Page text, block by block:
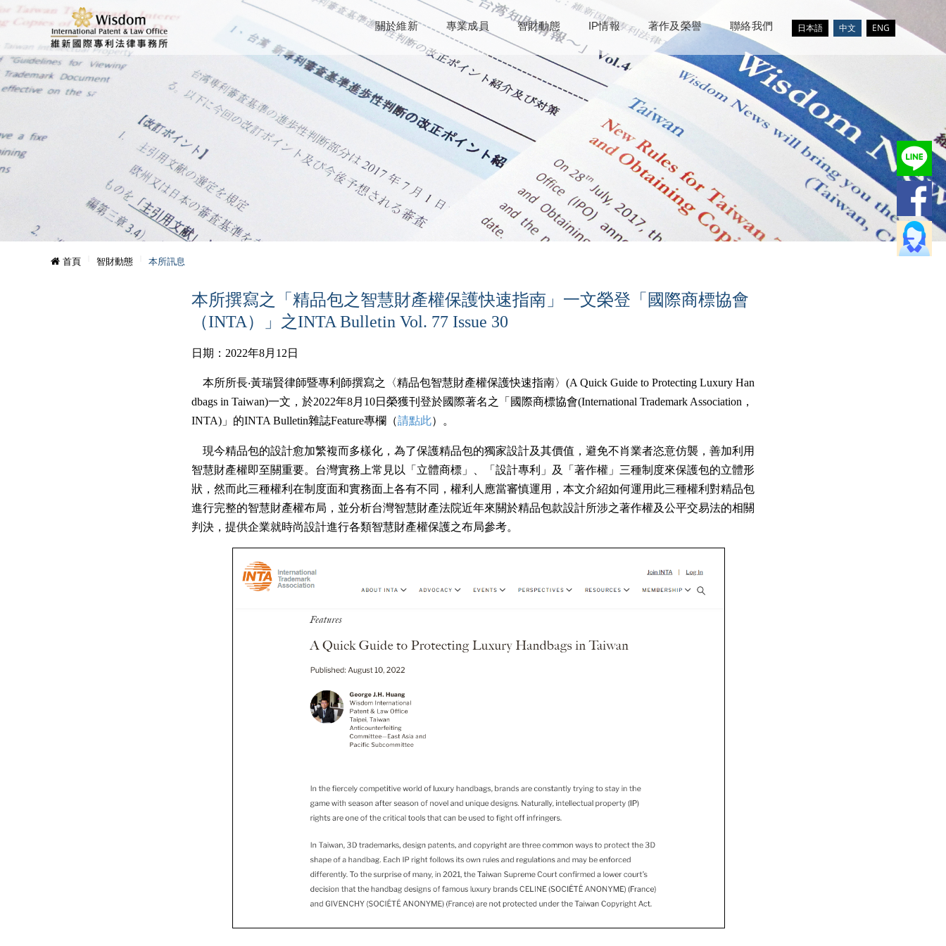
日本語 中文 ENG
關於維新 專業成員 智財動態 IP情報 著作及榮譽 聯絡我們
首頁 智財動態 本所訊息
本所撰寫之「精品包之智慧財產權保護快速指南」一文榮登「國際商標協會
（INTA）」之INTA Bulletin Vol. 77 Issue 30
日期：2022年8月12日
本所所長‧黃瑞賢律師暨專利師撰寫之〈精品包智慧財產權保護快速指南〉(A Quick Guide to Protecting Luxury Han
dbags in Taiwan)一文，於2022年8月10日榮獲刊登於國際著名之「國際商標協會(International Trademark Association，
INTA)」的INTA Bulletin雜誌Feature專欄（請點此）。
現今精品包的設計愈加繁複而多樣化，為了保護精品包的獨家設計及其價值，避免不肖業者恣意仿襲，善加利用
智慧財產權即至關重要。台灣實務上常見以「立體商標」、「設計專利」及「著作權」三種制度來保護包的立體形
狀，然而此三種權利在制度面和實務面上各有不同，權利人應當審慎運用，本文介紹如何運用此三種權利對精品包
進行完整的智慧財產權布局，並分析台灣智慧財產法院近年來關於精品包款設計所涉之著作權及公平交易法的相關
判決，提供企業就時尚設計進行各類智慧財產權保護之布局參考。